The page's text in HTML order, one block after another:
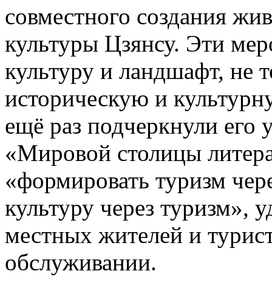
совместного создания
культуры Цзянсу. Эти
культуру и ландшафт, не
историческую и
ещё раз подчеркнули его
«Мировой столицы
«формировать туризм
культуру через туризм»,
местных жителей и
обслуживании.